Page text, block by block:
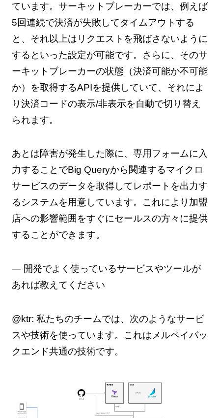
ています。サーキットブレーカーでは、例えば
5回連続で決済が失敗してタイムアウトする
と、それ以上はリクエストを飛ばさないように
するといった設定が可能です。さらに、そのサ
ーキットブレーカーの状態（決済可能か不可能
か）を取得するAPIを提供していて、それによ
り決済コードの表示/非表示を自動で切り替え
られます。
あとは障害が発生した際に、専用フォームに入
力することでBig Queryから関連するマイクロ
サービスのデータを取得してレポートを出力す
るシステムを用意しています。これにより加盟
店への影響範囲をすぐにセールスの方々に提供
することができます。
— 開発でよく使っているサービスやツールが
あれば教えてください
@ktr: 私たちのチームでは、次のようなサービ
スや技術を使っています。これはメルペイバッ
クエンド共通の技術です。